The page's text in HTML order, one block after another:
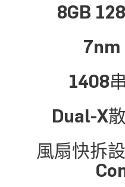
8GB
7nm
1408
Dual-X
風扇快拆